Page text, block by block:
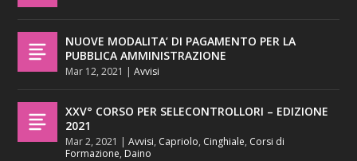
NUOVE MODALITA’ DI PAGAMENTO PER LA
PUBBLICA AMMINISTRAZIONE
Mar 12, 2021 |Avvisi
XXV° CORSO PER SELECONTROLLORI – EDIZIONE
2021
Mar 2, 2021 |Avvisi, Capriolo, Cinghiale, Corsi di
Formazione, Daino